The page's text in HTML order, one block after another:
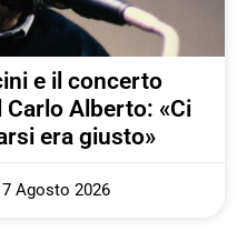
e il concerto
Carlo Alberto: «Ci
era giusto»
7 Agosto 2026